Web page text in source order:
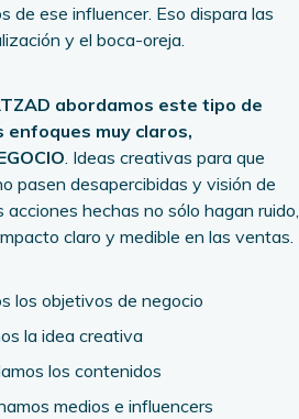
de ese influencer. Eso dispara las
y el boca-oreja.
abordamos este tipo de
enfoques muy claros,
. Ideas creativas para que
pasen desapercibidas y visión de
acciones hechas no sólo hagan ruido,
claro y medible en las ventas.
los objetivos de negocio
la idea creativa
los contenidos
medios e influencers